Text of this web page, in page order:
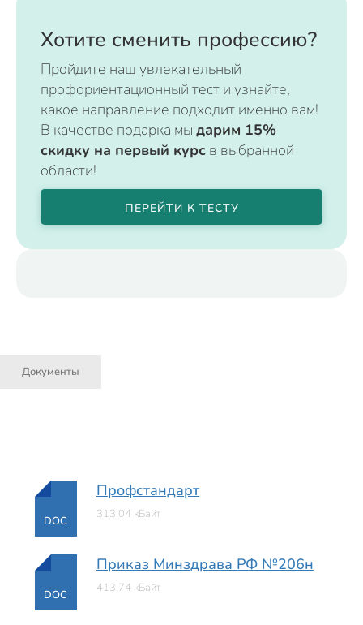
Хотите сменить профессию?
Пройдите наш увлекательный
профориентационный тест и узнайте,
какое направление подходит именно вам!
В качестве подарка мы дарим 15%
скидку на первый курс в выбранной
области!
ПЕРЕЙТИ К ТЕСТУ
Документы
DOC
Профстандарт
313.04 кБайт
DOC
Приказ Минздрава РФ №206н
413.74 кБайт